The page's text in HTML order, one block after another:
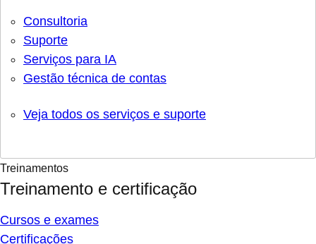
Consultoria
Suporte
Serviços para IA
Gestão técnica de contas
Veja todos os serviços e suporte
Treinamentos
Treinamento e certificação
Cursos e exames
Certificações